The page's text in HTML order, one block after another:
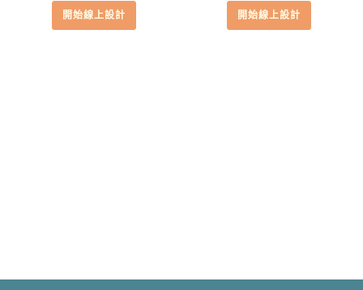
開始線上設計 開始線上設計